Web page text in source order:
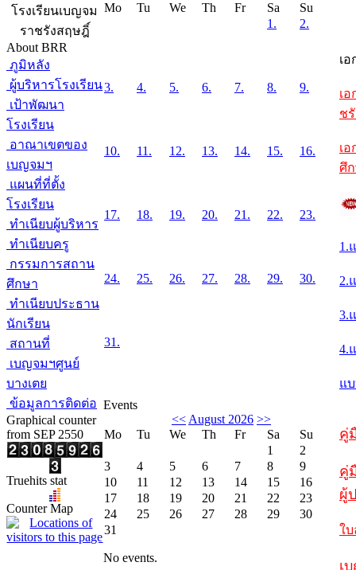
โรงเรียนเบญจม
ราชรังสฤษฎิ์
About BRR
ภูมิหลัง
ผู้บริหารโรงเรียน
เป้าพัฒนา
โรงเรียน
อาณาเขตของ
เบญจมฯ
แผนที่ที่ตั้ง
โรงเรียน
ทำเนียบผู้บริหาร
ทำเนียบครู
กรรมการสถาน
ศึกษา
ทำเนียบประธาน
นักเรียน
สถานที่
เบญจมฯศูนย์
บางเตย
ข้อมูลการติดต่อ
Graphical counter
from SEP 2550
Truehits stat
Counter Map
Mo Tu We Th Fr Sa
Su
1.
2.
3. 4. 5. 6. 7. 8. 9.
10. 11. 12. 13. 14. 15. 16.
17. 18. 19. 20. 21. 22. 23.
24. 25. 26. 27. 28. 29. 30.
31.
Events
<< August 2026 >>
Mo
Tu We Th Fr Sa
Su
1
2
3
4 5 6 7 8
9
10
11 12 13 14 15
16
17
18 19 20 21 22
23
24
25 26 27 28 29
30
31
No events.
เ
เ
ช
เ
ศึ
1.
2.
3.
4.
แ
คู่
คู่
ผู้
ใ
เ